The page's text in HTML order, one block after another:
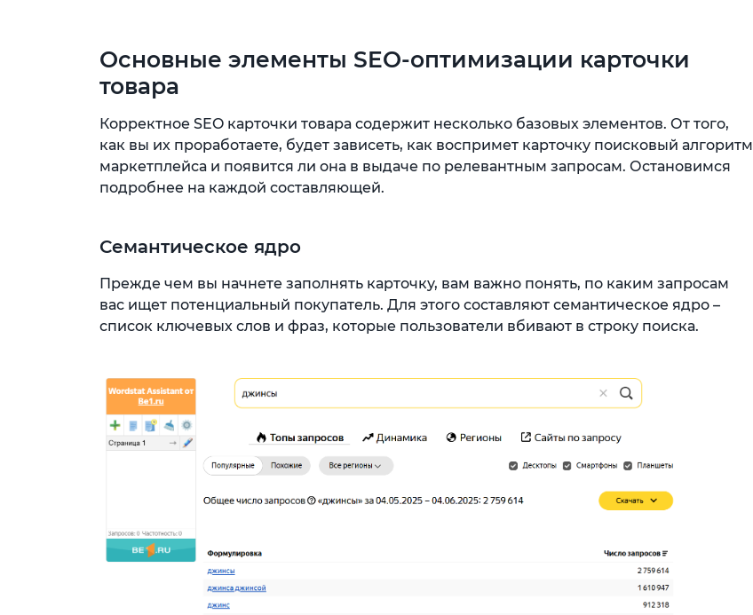
Основные элементы SEO-оптимизации карточки
товара
Корректное SEO карточки товара содержит несколько базовых элементов. От того,
как вы их проработаете, будет зависеть, как воспримет карточку поисковый алгоритм
маркетплейса и появится ли она в выдаче по релевантным запросам. Остановимся
подробнее на каждой составляющей.
Семантическое ядро
Прежде чем вы начнете заполнять карточку, вам важно понять, по каким запросам
вас ищет потенциальный покупатель. Для этого составляют семантическое ядро –
список ключевых слов и фраз, которые пользователи вбивают в строку поиска.